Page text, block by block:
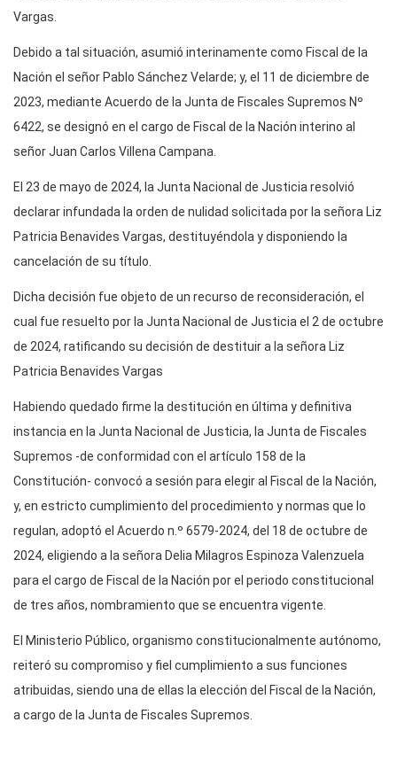
Vargas.
Debido a tal situación, asumió interinamente como Fiscal de la
Nación el señor Pablo Sánchez Velarde; y, el 11 de diciembre de
2023, mediante Acuerdo de la Junta de Fiscales Supremos Nº
6422, se designó en el cargo de Fiscal de la Nación interino al
señor Juan Carlos Villena Campana.
El 23 de mayo de 2024, la Junta Nacional de Justicia resolvió
declarar infundada la orden de nulidad solicitada por la señora Liz
Patricia Benavides Vargas, destituyéndola y disponiendo la
cancelación de su título.
Dicha decisión fue objeto de un recurso de reconsideración, el
cual fue resuelto por la Junta Nacional de Justicia el 2 de octubre
de 2024, ratificando su decisión de destituir a la señora Liz
Patricia Benavides Vargas
Habiendo quedado firme la destitución en última y definitiva
instancia en la Junta Nacional de Justicia, la Junta de Fiscales
Supremos -de conformidad con el artículo 158 de la
Constitución- convocó a sesión para elegir al Fiscal de la Nación,
y, en estricto cumplimiento del procedimiento y normas que lo
regulan, adoptó el Acuerdo n.º 6579-2024, del 18 de octubre de
2024, eligiendo a la señora Delia Milagros Espinoza Valenzuela
para el cargo de Fiscal de la Nación por el periodo constitucional
de tres años, nombramiento que se encuentra vigente.
El Ministerio Público, organismo constitucionalmente autónomo,
reiteró su compromiso y fiel cumplimiento a sus funciones
atribuidas, siendo una de ellas la elección del Fiscal de la Nación,
a cargo de la Junta de Fiscales Supremos.